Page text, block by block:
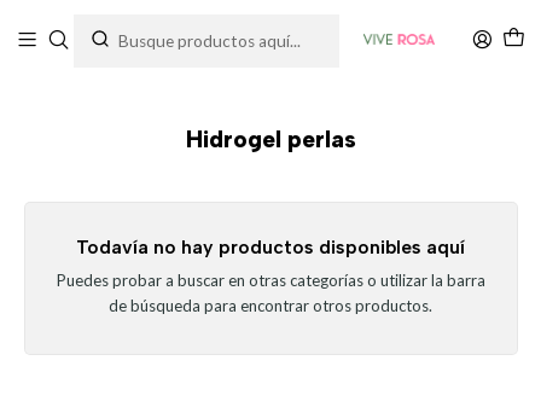
Hidrogel perlas
Todavía no hay productos disponibles aquí
Puedes probar a buscar en otras categorías o utilizar la barra
de búsqueda para encontrar otros productos.